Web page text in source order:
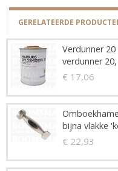
GERELATEERDE
Verdunner
verdunner
€ 17,06
bijna vlakke
€ 22,93